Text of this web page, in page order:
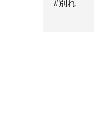
#別れ